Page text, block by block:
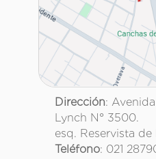
Dirección:
Lynch N° 3500.
esq. Reservista
Teléfono: 021